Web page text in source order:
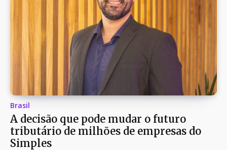
Brasil
A decisão que pode mudar o futuro
tributário de milhões de empresas do
Simples